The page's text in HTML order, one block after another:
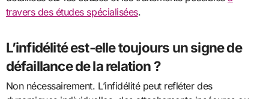
travers des études spécialisées.
L’infidélité est-elle toujours un signe de
défaillance de la relation ?
Non nécessairement. L’infidélité peut refléter des